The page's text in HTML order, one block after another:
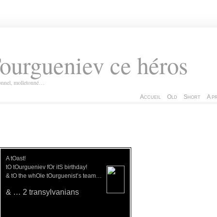
ce héros
molletonné…
Accueil Old Short A
A tOast!
tO tOurgueniev fOr itS birthday!
& tO the whOle tOurguenist’s team…
& … 2 transylvanians